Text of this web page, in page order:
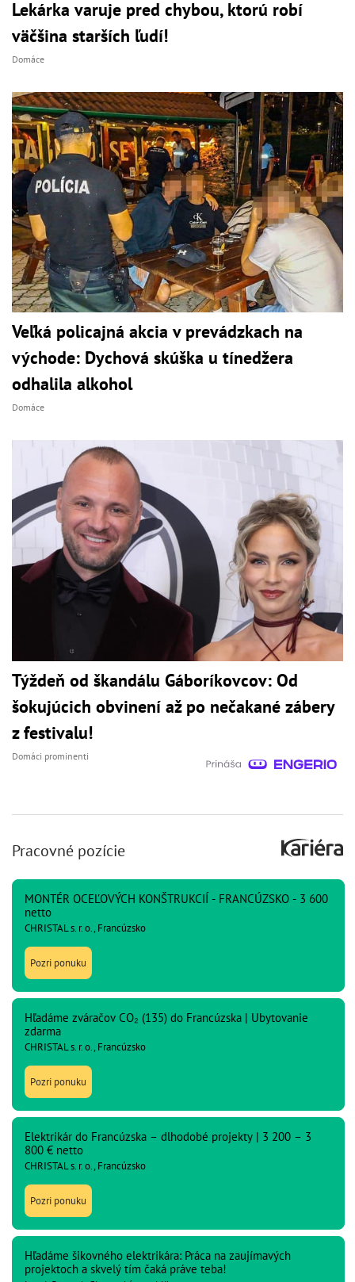
Lekárka varuje pred chybou, ktorú robí
väčšina starších ľudí!
Domáce
Veľká policajná akcia v prevádzkach na
východe: Dychová skúška u tínedžera
odhalila alkohol
Domáce
Týždeň od škandálu Gáboríkovcov: Od
šokujúcich obvinení až po nečakané zábery
z festivalu!
Domáci prominenti
Pracovné pozície
MONTÉR OCEĽOVÝCH KONŠTRUKCIÍ - FRANCÚZSKO - 3 600
netto
CHRISTAL s. r. o., Francúzsko
Pozri ponuku
Hľadáme zváračov CO₂ (135) do Francúzska | Ubytovanie
zdarma
CHRISTAL s. r. o., Francúzsko
Pozri ponuku
Elektrikár do Francúzska – dlhodobé projekty | 3 200 – 3
800 € netto
CHRISTAL s. r. o., Francúzsko
Pozri ponuku
Hľadáme šikovného elektrikára: Práca na zaujímavých
projektoch a skvelý tím čaká práve teba!